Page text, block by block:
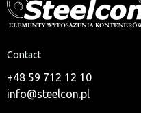
Contact
+48 59 712 12 10
info@steelcon.pl